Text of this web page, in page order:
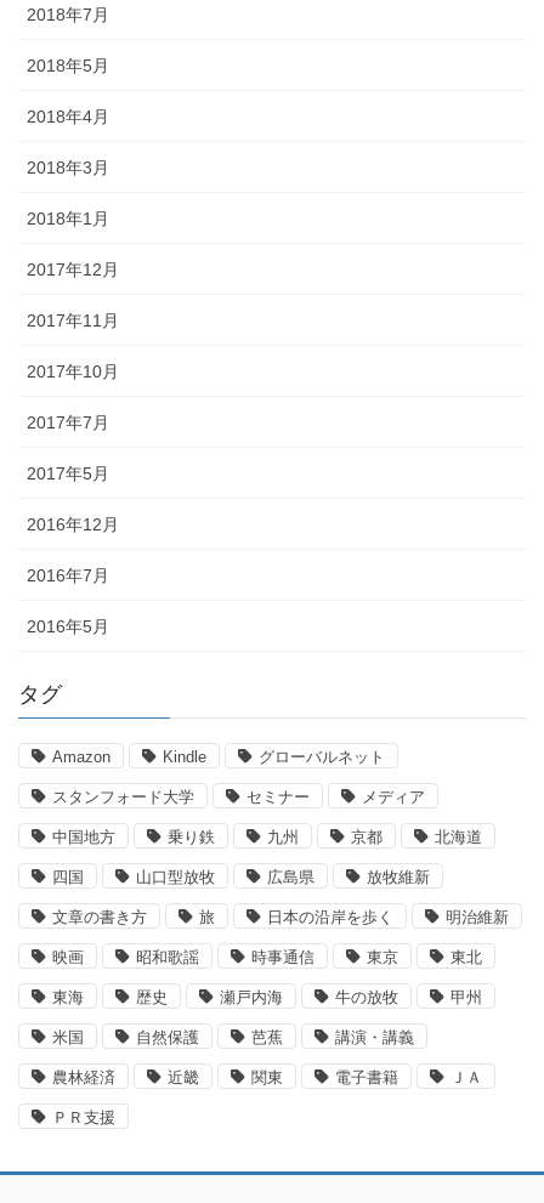
2018年7月
2018年5月
2018年4月
2018年3月
2018年1月
2017年12月
2017年11月
2017年10月
2017年7月
2017年5月
2016年12月
2016年7月
2016年5月
タグ
Amazon Kindle グローバルネット
スタンフォード大学 セミナー メディア
中国地方 乗り鉄 九州 京都 北海道
四国 山口型放牧 広島県 放牧維新
文章の書き方 旅 日本の沿岸を歩く 明治維新
映画 昭和歌謡 時事通信 東京 東北
東海 歴史 瀬戸内海 牛の放牧 甲州
米国 自然保護 芭蕉 講演・講義
農林経済 近畿 関東 電子書籍 ＪＡ
ＰＲ支援